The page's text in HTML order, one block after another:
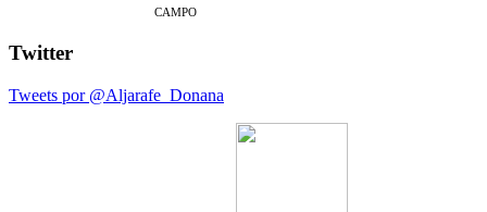
CAMPO
Twitter
Tweets por @Aljarafe_Donana